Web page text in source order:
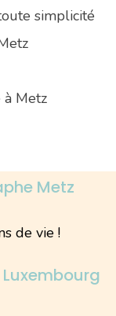
simplicité
Metz
Metz
de vie !